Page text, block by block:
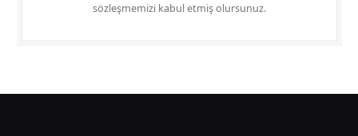
sözleşmemizi kabul etmiş olursunuz.